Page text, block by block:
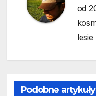
od
lesie
Podobne artykuły